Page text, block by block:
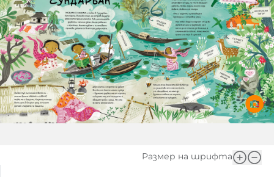
Фантазирай
Приказки
История на изкуството
Музикална кутийка
От соул до рокендрол
Игри
Кои сме ние?
За вас, родители
БНР
БНР Новини
Архивен фонд на БНР
Размер на шрифта